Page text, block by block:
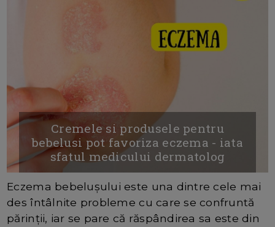
Cremele si produsele pentru
bebelusi pot favoriza eczema - iata
sfatul medicului dermatolog
Eczema bebelușului este una dintre cele mai
des întâlnite probleme cu care se confruntă
părinții, iar se pare că răspândirea sa este din